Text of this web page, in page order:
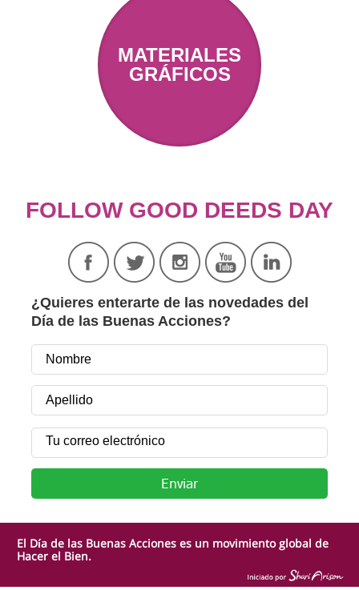
MATERIALES
GRÁFICOS
¿Quieres enterarte de las novedades del
Día de las Buenas Acciones?
El Día de las Buenas Acciones es un movimiento global de
Hacer el Bien.